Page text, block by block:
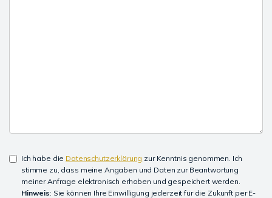
Ich habe die Datenschutzerklärung zur Kenntnis genommen. Ich
stimme zu, dass meine Angaben und Daten zur Beantwortung
meiner Anfrage elektronisch erhoben und gespeichert werden.
Hinweis: Sie können Ihre Einwilligung jederzeit für die Zukunft per E-